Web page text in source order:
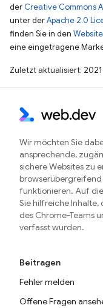
der Creative Commons
unter derApache 2.0
finden Sie in den
eine eingetragene
Zuletzt aktualisiert:
Wir möchten Sie
ansprechende,
sichere Websites zu
funktionieren. Auf
Sie hilfreiche Inhalte,
des Chrome-Teams
verfasst wurden.
Beitragen
Fehler melden
Offene Fragen